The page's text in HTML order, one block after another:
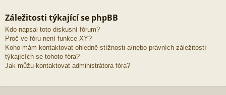
Záležitosti týkající se phpBB
Kdo napsal toto diskusní fórum?
Proč ve fóru není funkce XY?
Koho mám kontaktovat ohledně stížnosti a/nebo právních záležitostí
týkajících se tohoto fóra?
Jak můžu kontaktovat administrátora fóra?